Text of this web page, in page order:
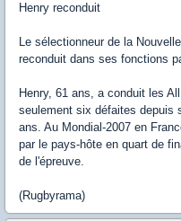
Henry reconduit
Le sélectionneur de la
reconduit dans ses fonctions
Henry, 61 ans, a conduit les
seulement six défaites depuis
ans. Au Mondial-2007 en
par le pays-hôte en quart de
de l'épreuve.
(Rugbyrama)